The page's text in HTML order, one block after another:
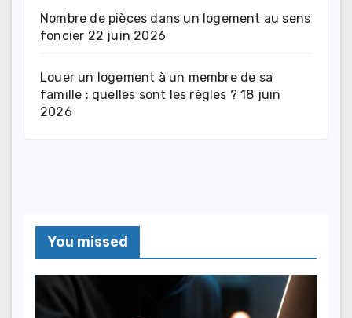
Nombre de pièces dans un logement au sens
foncier 22 juin 2026
Louer un logement à un membre de sa
famille : quelles sont les règles ? 18 juin
2026
You missed